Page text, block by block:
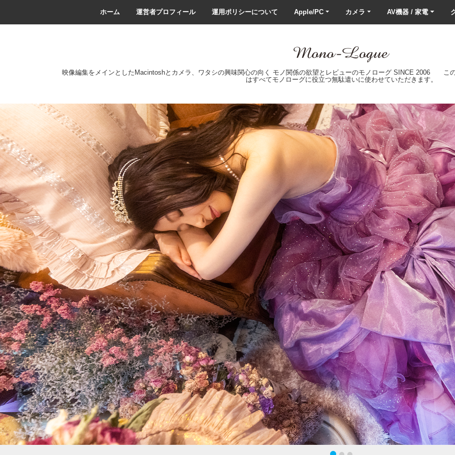
ホーム 運営者プロフィール 運用ポリシーについて Apple/PC カメラ AV機器 / 家電
映像編集をメインとしたMacintoshとカメラ、ワタシの興味関心の向く モノ関係の欲望とレビューのモノローグ SINCE 2006 こ
はすべてモノローグに役立つ無駄遣いに使わせていただきます。
Previous